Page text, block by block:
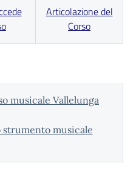
Articolazione del
Corso
musicale Vallelunga
musicale